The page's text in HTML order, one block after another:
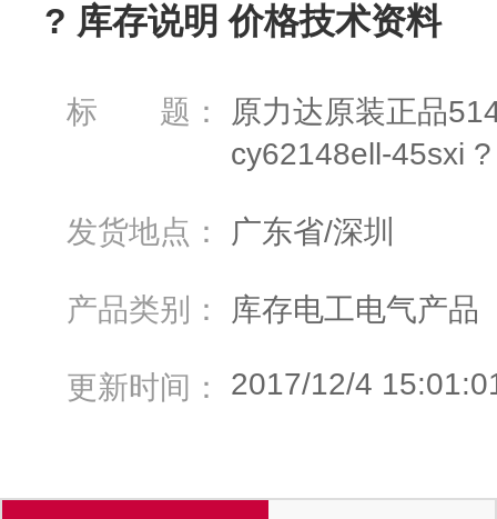
? 库存说明 价格技术资料
标 题：
原力达原装正品
cy62148ell-45sxi
发货地点： 广东省/深圳
产品类别： 库存电工电气产品
更新时间： 2017/12/4